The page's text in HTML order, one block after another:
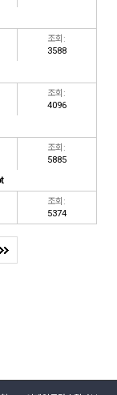
조회:
3588
조회:
4096
조회:
5885
조회:
5374